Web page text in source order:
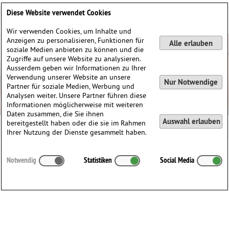
Diese Website verwendet Cookies
Wir verwenden Cookies, um Inhalte und
Anzeigen zu personalisieren, Funktionen für
soziale Medien anbieten zu können und die
Zugriffe auf unsere Website zu analysieren.
Ausserdem geben wir Informationen zu Ihrer
Verwendung unserer Website an unsere
Partner für soziale Medien, Werbung und
Analysen weiter. Unsere Partner führen diese
Informationen möglicherweise mit weiteren
Daten zusammen, die Sie ihnen
bereitgestellt haben oder die sie im Rahmen
Ihrer Nutzung der Dienste gesammelt haben.
Alle erlauben
Nur Notwendige
Auswahl erlauben
Notwendig Statistiken Social Media